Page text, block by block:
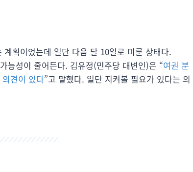
획이었는데 일단 다음 달 10일로 미룬 상태다.
능성이 줄어든다. 김유정(민주당 대변인)은 “여권 분
견이 있다”고 말했다. 일단 지켜볼 필요가 있다는 의